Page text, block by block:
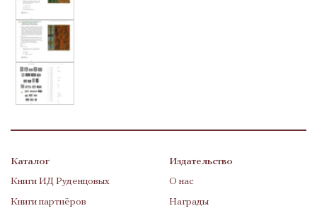
Каталог
Книги ИД Руденцовых
Книги партнёров
Издательство
О нас
Награды